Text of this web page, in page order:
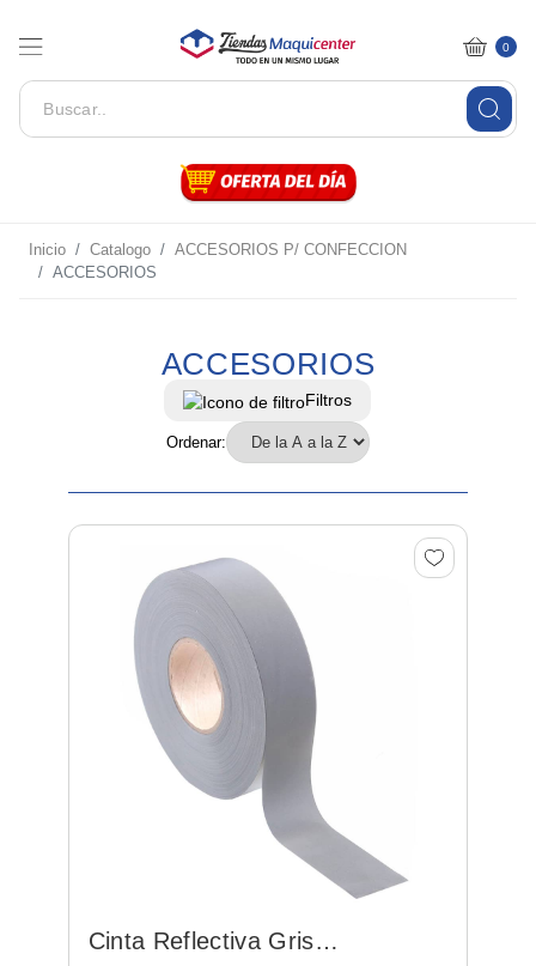
0
Inicio Catalogo
ACCESORIOS P/ CONFECCION
ACCESORIOS
ACCESORIOS
Filtros
Ordenar:
Cinta Reflectiva Gris